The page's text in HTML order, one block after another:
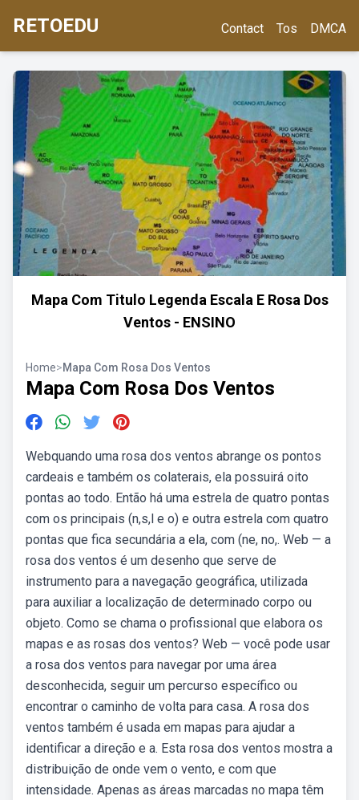
RETOEDU Contact Tos DMCA
Mapa Com Titulo Legenda Escala E Rosa Dos
Ventos - ENSINO
Home>Mapa Com Rosa Dos Ventos
Mapa Com Rosa Dos Ventos
Webquando uma rosa dos ventos abrange os pontos
cardeais e também os colaterais, ela possuirá oito
pontas ao todo. Então há uma estrela de quatro pontas
com os principais (n,s,l e o) e outra estrela com quatro
pontas que fica secundária a ela, com (ne, no,. Web — a
rosa dos ventos é um desenho que serve de
instrumento para a navegação geográfica, utilizada
para auxiliar a localização de determinado corpo ou
objeto. Como se chama o profissional que elabora os
mapas e as rosas dos ventos? Web — você pode usar
a rosa dos ventos para navegar por uma área
desconhecida, seguir um percurso específico ou
encontrar o caminho de volta para casa. A rosa dos
ventos também é usada em mapas para ajudar a
identificar a direção e a. Esta rosa dos ventos mostra a
distribuição de onde vem o vento, e com que
intensidade. Apenas as áreas marcadas no mapa têm